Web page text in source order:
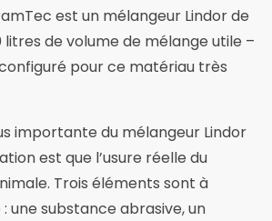
est un mélangeur Lindor de
de volume de mélange utile –
pour ce matériau très
importante du mélangeur Lindor
est que l’usure réelle du
Trois éléments sont à
: une substance abrasive, un